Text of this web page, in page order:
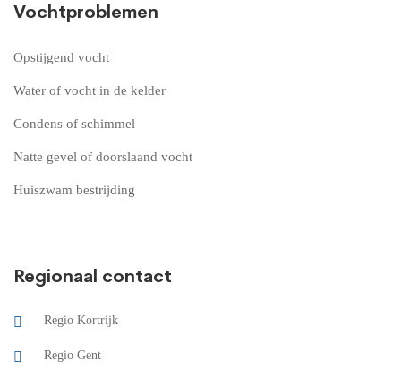
Vochtproblemen
Opstijgend vocht
Water of vocht in de kelder
Condens of schimmel
Natte gevel of doorslaand vocht
Huiszwam bestrijding
Regionaal contact
Regio Kortrijk
Regio Gent